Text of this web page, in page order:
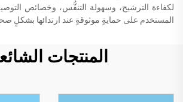
لكفاءة الترشيح، وسهولة التنفُّس، وخصائص
المستخدم على حمايةٍ موثوقةٍ عند ارتدائها بشكلٍ
المنتجات